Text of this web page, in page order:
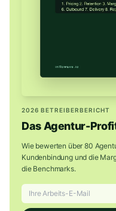
2026 BETREIBERBERICHT
Das Agentur-
Wie bewerten über 80
Kundenbindung und die
die Benchmarks.